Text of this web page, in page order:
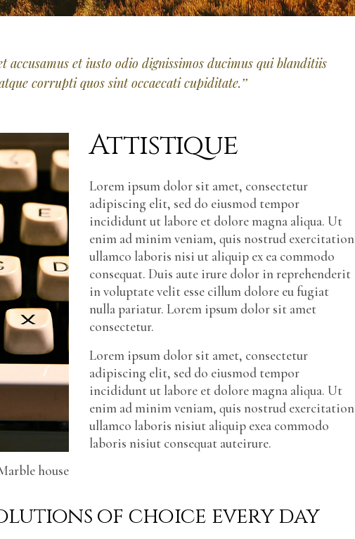
accusamus et iusto odio dignissimos ducimus qui blanditiis
corrupti quos sint occaecati cupiditate.’’
Attistique
Lorem ipsum dolor sit amet, consectetur
adipiscing elit, sed do eiusmod tempor
incididunt ut labore et dolore magna aliqua. Ut
enim ad minim veniam, quis nostrud exercitation
ullamco laboris nisi ut aliquip ex ea commodo
consequat. Duis aute irure dolor in reprehenderit
in voluptate velit esse cillum dolore eu fugiat
nulla pariatur. Lorem ipsum dolor sit amet
consectetur.
Lorem ipsum dolor sit amet, consectetur
adipiscing elit, sed do eiusmod tempor
incididunt ut labore et dolore magna aliqua. Ut
enim ad minim veniam, quis nostrud exercitation
ullamco laboris nisiut aliquip exea commodo
laboris nisiut consequat auteirure.
house
of choice every day